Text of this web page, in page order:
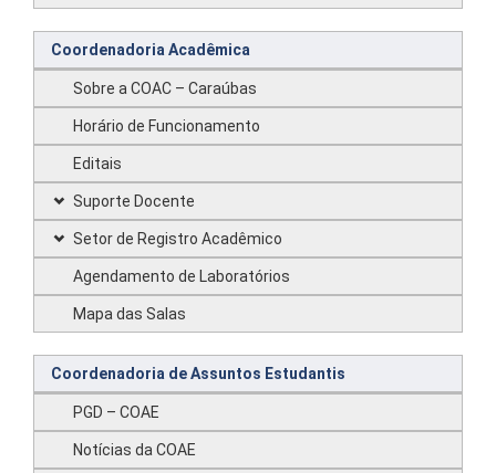
Coordenadoria Acadêmica
Sobre a COAC – Caraúbas
Horário de Funcionamento
Editais
Suporte Docente
Setor de Registro Acadêmico
Agendamento de Laboratórios
Mapa das Salas
Coordenadoria de Assuntos Estudantis
PGD – COAE
Notícias da COAE